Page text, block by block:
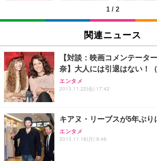
SIHOO B100 オフィスチェア／
ュチェア 人間工学 疲れない ブラ
￥27,999
Sezlife オフィスチェア デスクチ
ワーク チェア 強化バックレスト
能 人間工学 椅子 腰サポート 90
務用 おしゃれ パソコンチェア (ブ
Sezlife オフィスチェア デスクチ
ワーク チェア 強化バックレスト
EIZO ビジネス向けプレミアム
￥109,572
【純正品】27"ゲーミングモニタ
フック付き（CFI-ZDM1J）
【整備済み品】Dell E2724HS 27
ー フルHD（1920×1080）VA 非
Amazonベーシック ペットシー
x2袋(84枚) ホワイト(吸収面:ライ
￥3,234
ネオ・ルーライフ ネオ・オムツ
り 単品
Smart Basic(スマートベーシッ
限定】 Smart Basic アイリスオ
1 / 2
関連ニュース
【対談：映画コメンテータ
奈】大人には引退はない！（
エンタメ
2013.11.22(金) 17:42
キアヌ・リーブスが5年ぶり
エンタメ
2013.11.18(月) 9:46